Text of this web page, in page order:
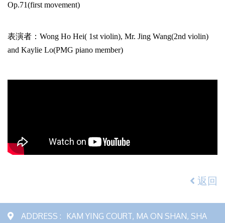
Op.71(first movement)
表演者：Wong Ho Hei( 1st violin), Mr. Jing Wang(2nd violin)
and Kaylie Lo(PMG piano member)
返回
ADDRESS : KAM YING COURT, MA ON SHAN, SHA